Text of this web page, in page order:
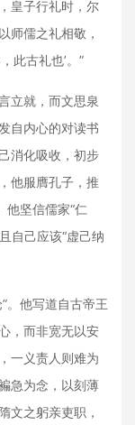
皇子行礼时，尔
师儒之礼相敬，
此古礼也’。”
立就，而文思泉
自内心的对读书
消化吸收，初步
他服膺孔子，推
他坚信儒家“仁
自己应该“虚己纳
他写道自古帝王
，而非宽无以安
一义责人则难为
急为念，以刻薄
文之躬亲吏职，